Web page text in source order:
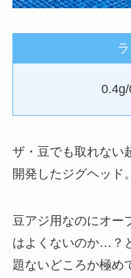
ザ・豆でも取れない
開発したジグヘッド。
豆アジ用なのにオー
はよくないのか…？
題ないどころか極め